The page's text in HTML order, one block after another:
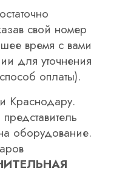
свой номер
время с вами
для уточнения
оплаты).
Краснодару.
оборудование.